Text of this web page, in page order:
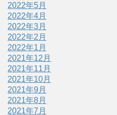
2022年5月
2022年4月
2022年3月
2022年2月
2022年1月
2021年12月
2021年11月
2021年10月
2021年9月
2021年8月
2021年7月